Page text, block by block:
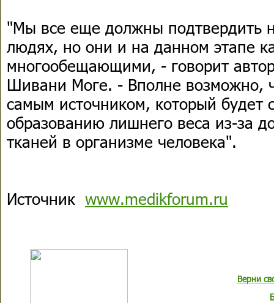
"Мы все еще должны подтвердить
людях, но они и на данном этапе
многообещающими, - говорит
Шивани Моге. - Вполне возможно,
самым источником, который будет
образованию лишнего веса из-за
тканей в организме человека".
Источник www.medikforum.ru
Верни